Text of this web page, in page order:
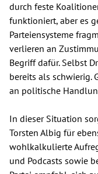
durch feste
funktioniert, aber es
Parteiensysteme
verlieren an
Begriff dafür. Selbst
bereits als schwierig.
an politische
In dieser Situation
Torsten Albig für
wohlkalkulierte
und Podcasts sowie